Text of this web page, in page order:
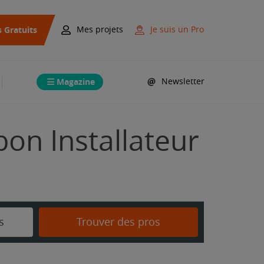
Gratuits Mes projets Je suis un Pro
Magazine Newsletter
Installateur
Trouver des pros